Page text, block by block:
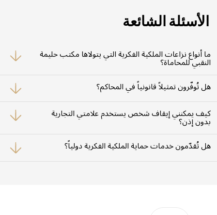
الأسئلة الشائعة
ما أنواع نزاعات الملكية الفكرية التي يتولاها مكتب حليمة
النقبي للمحاماة؟
نتولى قضايا التعدي على العلامات التجارية، حقوق المؤلف، براءات الاختراع،
التزوير، خرق التراخيص، والانتهاكات العابرة للحدود في السياقين المدني والجنائي.
هل تُوفّرون تمثيلاً قانونياً في المحاكم؟
نعم. يُمثّل محامونا عملاءنا في جميع مراحل التقاضي أمام محاكم دولة الإمارات،
بدءاً من تقديم الشكوى وحتى تنفيذ الأحكام القضائية.
كيف يمكنني إيقاف شخص يستخدم علامتي التجارية
بدون إذن؟
نتخذ إجراءات تشمل إرسال إنذارات قانونية، وتقديم شكاوى رسمية، والتنسيق مع
الجهات الرقابية والجمارك لضبط المنتجات المخالفة.
هل تُقدّمون خدمات حماية الملكية الفكرية دولياً؟
نُنسّق مع مستشارين دوليين ونستخدم معاهدات مثل اتفاقية باريس لضمان